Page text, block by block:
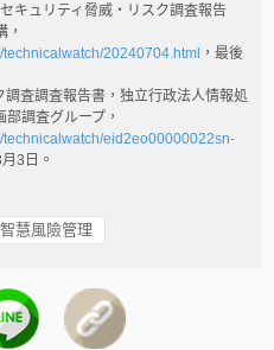
キュリティ脅威・リスク調査報告
，
20240704.html ，最後
査調査報告書，独立行政法人情報処
調査グループ，
eid2eo00000022sn-
3日。
慧風險管理